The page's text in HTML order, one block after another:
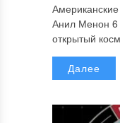
Анил Менон 6
открытый
Далее